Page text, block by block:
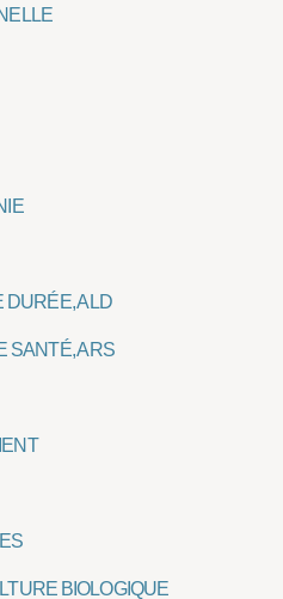
DURÉE, ALD
SANTÉ, ARS
BIOLOGIQUE